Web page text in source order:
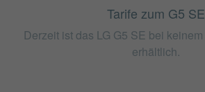
Tarife zum G5 SE
Derzeit ist das LG G5 SE bei
erhältlich.